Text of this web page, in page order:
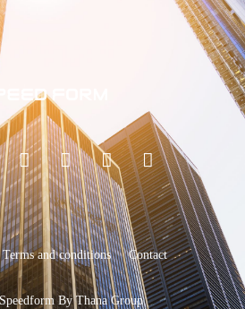
Terms and conditions Contact
By Thana Group